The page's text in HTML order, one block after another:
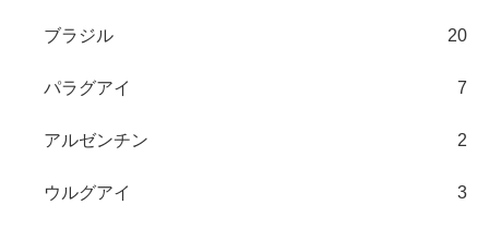
ブラジル 20
パラグアイ 7
アルゼンチン 2
ウルグアイ 3